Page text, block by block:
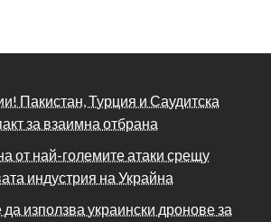
Пакистан, Турция и Саудитска
за взаимна отбрана
от най-големите атаки срещу
индустрия на Украйна
използва украински дронове за